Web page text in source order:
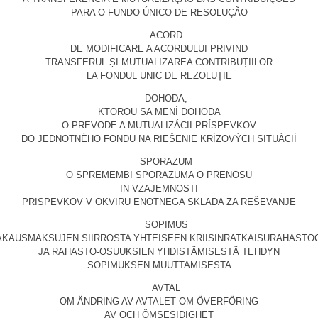
PARA O FUNDO ÚNICO DE RESOLUÇÃO
ACORD
DE MODIFICARE A ACORDULUI PRIVIND
TRANSFERUL ȘI MUTUALIZAREA CONTRIBUȚIILOR
LA FONDUL UNIC DE REZOLUȚIE
DOHODA,
KTOROU SA MENÍ DOHODA
O PREVODE A MUTUALIZÁCII PRÍSPEVKOV
DO JEDNOTNÉHO FONDU NA RIEŠENIE KRÍZOVÝCH SITUÁCIÍ
SPORAZUM
O SPREMEMBI SPORAZUMA O PRENOSU
IN VZAJEMNOSTI
PRISPEVKOV V OKVIRU ENOTNEGA SKLADA ZA REŠEVANJE
SOPIMUS
SIIRROSTA YHTEISEEN
JA RAHASTO-OSUUKSIEN YHDISTÄMISESTÄ TEHDYN
SOPIMUKSEN MUUTTAMISESTA
AVTAL
OM ÄNDRING AV AVTALET OM ÖVERFÖRING
AV OCH ÖMSESIDIGHET